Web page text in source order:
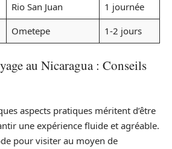
Rio San Juan
1 journée
Ometepe 1-2 jours
au Nicaragua : Conseils
aspects pratiques méritent d’être
une expérience fluide et agréable.
pour visiter au moyen de